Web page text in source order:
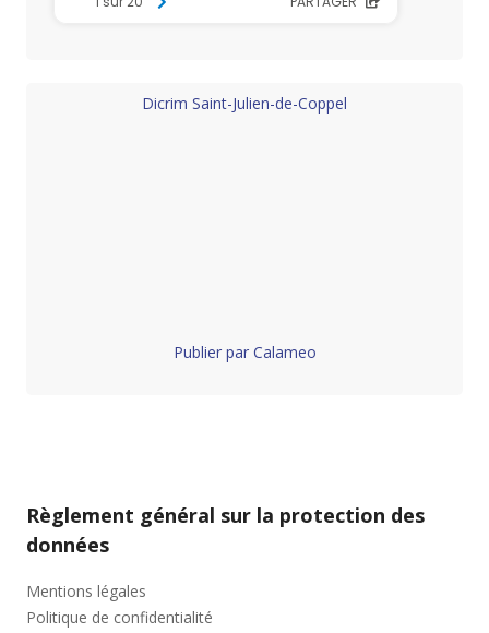
Dicrim Saint-Julien-de-Coppel
Publier par Calameo
Règlement général sur la protection des
données
Mentions légales
Politique de confidentialité